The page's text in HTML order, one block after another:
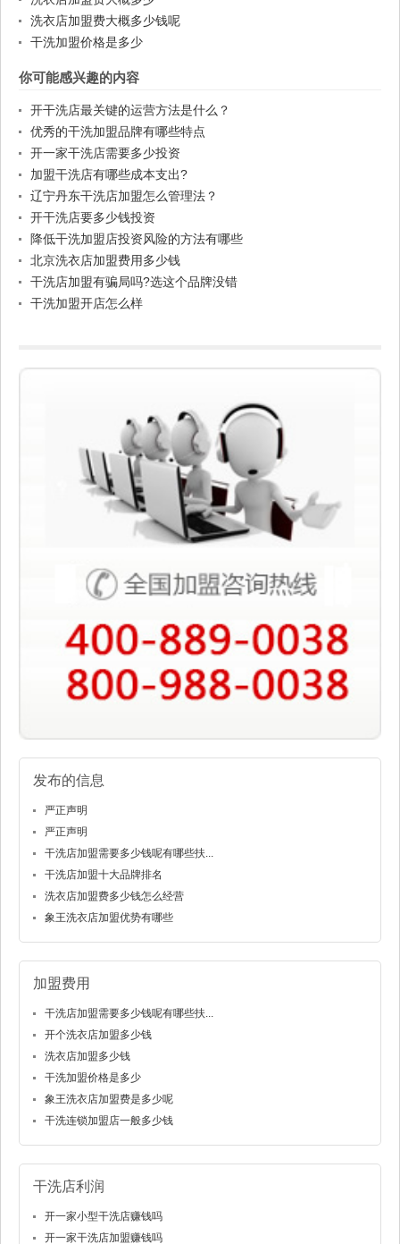
洗衣店加盟费大概多少钱呢
干洗加盟价格是多少
你可能感兴趣的内容
开干洗店最关键的运营方法是什么？
优秀的干洗加盟品牌有哪些特点
开一家干洗店需要多少投资
加盟干洗店有哪些成本支出?
辽宁丹东干洗店加盟怎么管理法？
开干洗店要多少钱投资
降低干洗加盟店投资风险的方法有哪些
北京洗衣店加盟费用多少钱
干洗店加盟有骗局吗?选这个品牌没错
干洗加盟开店怎么样
发布的信息
严正声明
严正声明
干洗店加盟需要多少钱呢有哪些扶...
干洗店加盟十大品牌排名
洗衣店加盟费多少钱怎么经营
象王洗衣店加盟优势有哪些
加盟费用
干洗店加盟需要多少钱呢有哪些扶...
开个洗衣店加盟多少钱
洗衣店加盟多少钱
干洗加盟价格是多少
象王洗衣店加盟费是多少呢
干洗连锁加盟店一般多少钱
干洗店利润
开一家小型干洗店赚钱吗
开一家干洗店加盟赚钱吗